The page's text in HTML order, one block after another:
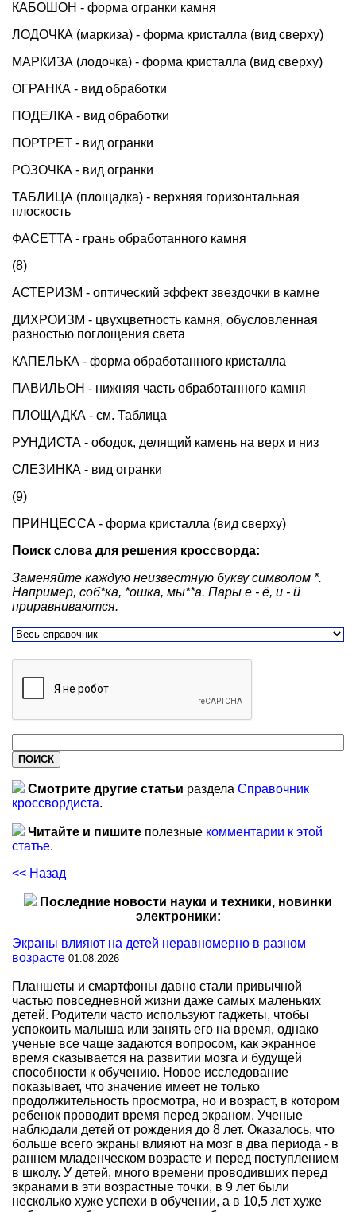
КАБОШОН - форма огранки камня
ЛОДОЧКА (маркиза) - форма кристалла (вид сверху)
МАРКИЗА (лодочка) - форма кристалла (вид сверху)
ОГРАНКА - вид обработки
ПОДЕЛКА - вид обработки
ПОРТРЕТ - вид огранки
РОЗОЧКА - вид огранки
ТАБЛИЦА (площадка) - верхняя горизонтальная
плоскость
ФАСЕТТА - грань обработанного камня
(8)
АСТЕРИЗМ - оптический эффект звездочки в камне
ДИХРОИЗМ - цвухцветность камня, обусловленная
разностью поглощения света
КАПЕЛЬКА - форма обработанного кристалла
ПАВИЛЬОН - нижняя часть обработанного камня
ПЛОЩАДКА - см. Таблица
РУНДИСТА - ободок, делящий камень на верх и низ
СЛЕЗИНКА - вид огранки
(9)
ПРИНЦЕССА - форма кристалла (вид сверху)
Поиск слова для решения кроссворда:
Заменяйте каждую неизвестную букву символом *.
Например, соб*ка, *ошка, мы**а. Пары е - ё, и - й
приравниваются.
Смотрите другие статьи раздела Справочник
кроссвордиста.
Читайте и пишите полезные комментарии к этой
статье.
<< Назад
Последние новости науки и техники, новинки
электроники:
Экраны влияют на детей неравномерно в разном
возрасте 01.08.2026
Планшеты и смартфоны давно стали привычной
частью повседневной жизни даже самых маленьких
детей. Родители часто используют гаджеты, чтобы
успокоить малыша или занять его на время, однако
ученые все чаще задаются вопросом, как экранное
время сказывается на развитии мозга и будущей
способности к обучению. Новое исследование
показывает, что значение имеет не только
продолжительность просмотра, но и возраст, в котором
ребенок проводит время перед экраном. Ученые
наблюдали детей от рождения до 8 лет. Оказалось, что
больше всего экраны влияют на мозг в два периода - в
раннем младенческом возрасте и перед поступлением
в школу. У детей, много времени проводивших перед
экранами в эти возрастные точки, в 9 лет были
несколько хуже успехи в обучении, а в 10,5 лет хуже